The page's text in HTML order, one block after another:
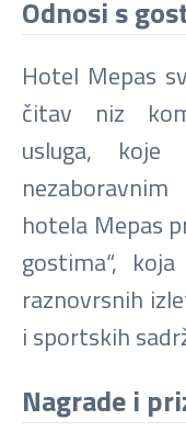
Odnosi s
Hotel Mepas
čitav niz
usluga,
hotela Mepas
gostima“,
raznovrsnih
i sportskih
Nagrade i